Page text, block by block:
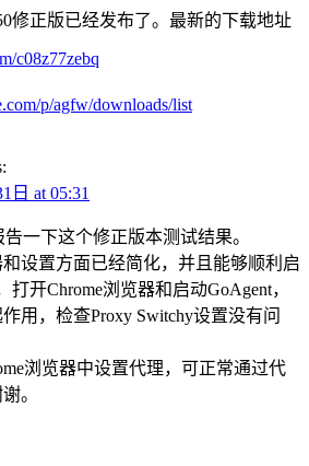
修正版已经发布了。最新的下载地址
c08z77zebq
p/agfw/downloads/list
日 at 05:31
告一下这个修正版本测试结果。
设置方面已经简化，并且能够顺利启
打开Chrome浏览器和启动GoAgent，
用，检查Proxy Switchy设置没有问
浏览器中设置代理，可正常通过代
。